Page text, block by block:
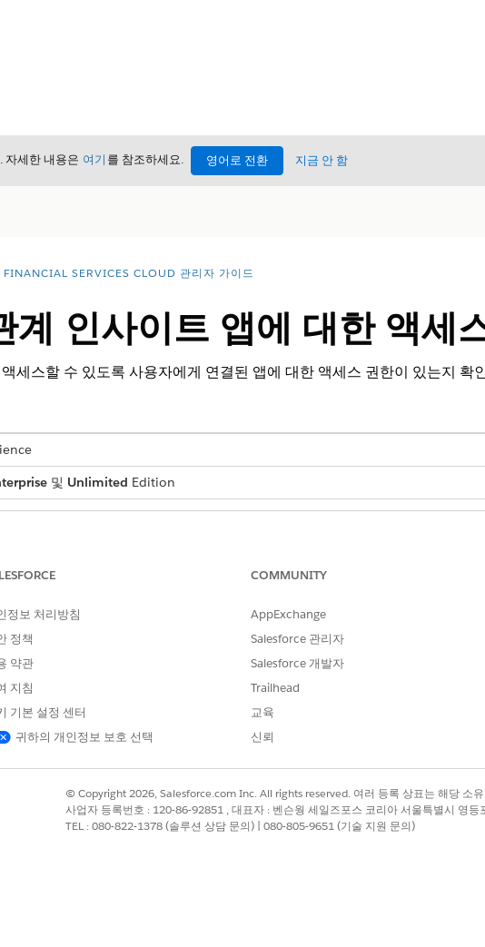
자세한 내용은 여기 를 참조하세요. 영어로 전환 지금 안 함
FINANCIAL SERVICES CLOUD 관리자 가이드
계 인사이트 앱에 대한 액세
세스할 수 있도록 사용자에게 연결된 앱에 대한 액세스 권한이 있는지 확
및 Unlimited Edition
FSC 패키지
AND
Einstein 관계 인사이트 스타터
OR
를 입력한 다음,프로필을 선택합니다.
필을 선택합니다.
정보 처리방침
정책
약관
지침
기본 설정 센터
귀하의 개인정보 보호 선택
COMMUNITY
AppExchange
Salesforce 관리자
Salesforce 개발자
Trailhead
교육
신뢰
© Copyright 2026, Salesforce.com Inc. All rights reserved. 여러 등록 상표는 해당 소
사업자 등록번호 : 120-86-92851 , 대표자 : 벤슨웡 세일즈포스 코리아 서울특별시 영
TEL : 080-822-1378 (솔루션 상담 문의) | 080-805-9651 (기술 지원 문의)